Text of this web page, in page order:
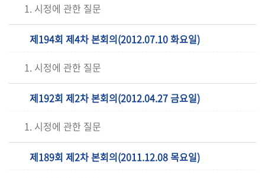
1. 시정에 관한 질문
제194회 제4차 본회의(2012.07.10 화요일)
1. 시정에 관한 질문
제192회 제2차 본회의(2012.04.27 금요일)
1. 시정에 관한 질문
제189회 제2차 본회의(2011.12.08 목요일)